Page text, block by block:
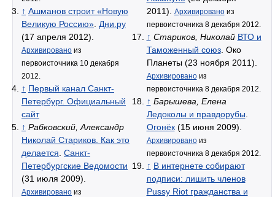
↑ Ашманов строит «Новую
Великую Россию» Дни.ру
(17 апреля 2012).
Архивировано из
первоисточника 10 декабря
2012.
↑ Первый канал Санкт-
Петербург. Официальный
сайт
↑ Рабковский, Александр
Николай Стариков. Как это
делается Санкт-
Петербургские Ведомости
(31 июля 2009).
Архивировано из
2011).
Архивированоиз
первоисточника 8 декабря 2012.
↑ Стариков, Николай ВТО и
Таможенный союз. Око
Планеты (23 ноября 2011).
Архивированоиз
первоисточника 8 декабря 2012.
↑ Барышева, Елена
Ледоколы и правдорубы
Огонёк(15 июня 2009).
Архивированоиз
первоисточника 8 декабря 2012.
↑ В интернете собирают
подписи: лишить членов
Pussy Riot гражданства и